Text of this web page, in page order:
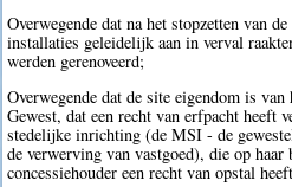
Overwegende dat na het stopzetten van
installaties geleidelijk aan in verval
werden gerenoveerd;
Overwegende dat de site eigendom is
Gewest, dat een recht van erfpacht heeft
stedelijke inrichting (de MSI - de
de verwerving van vastgoed), die op haar
concessiehouder een recht van opstal